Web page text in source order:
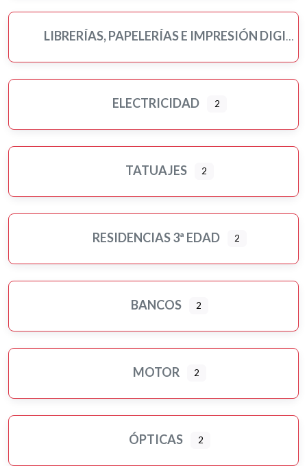
LIBRERÍAS, PAPELERÍAS E IMPRESIÓN DIGITAL
ELECTRICIDAD 2
TATUAJES 2
RESIDENCIAS 3ª EDAD 2
BANCOS 2
MOTOR 2
ÓPTICAS 2